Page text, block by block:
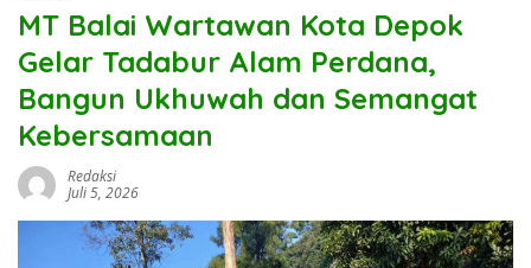
MT Balai Wartawan Kota Depok
Gelar Tadabur Alam Perdana,
Bangun Ukhuwah dan Semangat
Kebersamaan
Redaksi
Juli 5, 2026